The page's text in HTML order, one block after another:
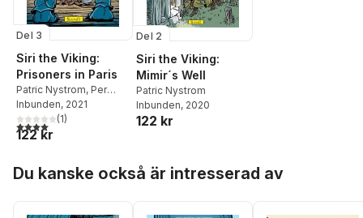
Del 3
Siri the Viking:
Prisoners in Paris
Patric Nystrom, Per
Demervall ,Joseph A
Davis
Inbunden, 2021
4,0utav 5 stjärnor. Totalt antal röster:
(1)
122 kr
Del 2
Siri the Viking:
Mimir´s Well
Patric Nystrom
Inbunden, 2020
122 kr
Du kanske också är intresserad av